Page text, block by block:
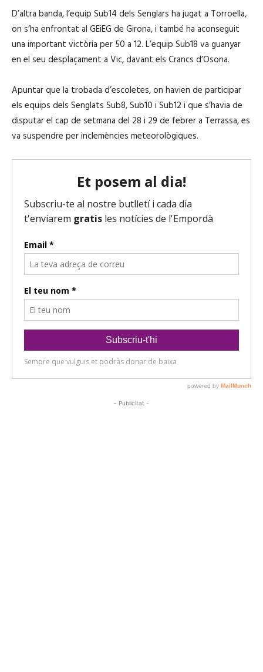
D’altra banda, l’equip Sub14 dels Senglars ha jugat a Torroella,
on s’ha enfrontat al GEiEG de Girona, i també ha aconseguit
una important victòria per 50 a 12. L’equip Sub18 va guanyar
en el seu desplaçament a Vic, davant els Crancs d’Osona.
Apuntar que la trobada d’escoletes, on havien de participar
els equips dels Senglats Sub8,Sub10 i Sub12 i que s’havia de
disputar el cap de setmana del 28 i 29 de febrer a Terrassa, es
va suspendre per inclemències meteorològiques.
- Publicitat -